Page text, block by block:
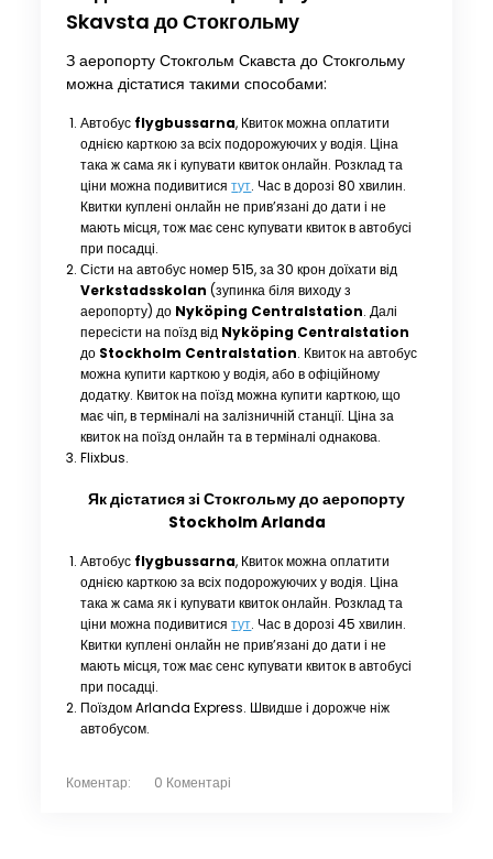
Skavsta до Стокгольму
З аеропорту Стокгольм Скавста до Стокгольму
можна дістатися такими способами:
Автобус flygbussarna, Квиток можна оплатити
однією карткою за всіх подорожуючих у водія. Ціна
така ж сама як і купувати квиток онлайн. Розклад та
ціни можна подивитисятут. Час в дорозі 80 хвилин.
Квитки куплені онлайн не прив’язані до дати і не
мають місця, тож має сенс купувати квиток в автобусі
при посадці.
Сісти на автобус номер 515, за 30 крон доїхати від
Verkstadsskolan (зупинка біля виходу з
аеропорту) до Nyköping Centralstation. Далі
пересісти на поїзд від Nyköping Centralstation
до Stockholm Centralstation. Квиток на автобус
можна купити карткою у водія, або в офіційному
додатку. Квиток на поїзд можна купити карткою, що
має чіп, в терміналі на залізничній станції. Ціна за
квиток на поїзд онлайн та в терміналі однакова.
Flixbus.
Як дістатися зі Стокгольму до аеропорту
Stockholm Arlanda
Автобус flygbussarna, Квиток можна оплатити
однією карткою за всіх подорожуючих у водія. Ціна
така ж сама як і купувати квиток онлайн. Розклад та
ціни можна подивитисятут. Час в дорозі 45 хвилин.
Квитки куплені онлайн не прив’язані до дати і не
мають місця, тож має сенс купувати квиток в автобусі
при посадці.
Поїздом Arlanda Express. Швидше і дорожче ніж
автобусом.
Коментар: 0 Коментарі